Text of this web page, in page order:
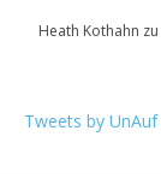
Heath Kothahn zu
Tweets by UnAuf